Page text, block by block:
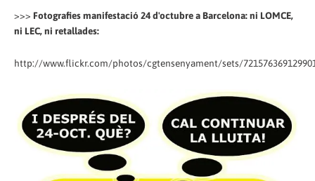
>>> Fotografies manifestació 24 d'octubre a Barcelona: ni LOMCE,
ni LEC, ni retallades:
http://www.flickr.com/photos/cgtensenyament/sets/